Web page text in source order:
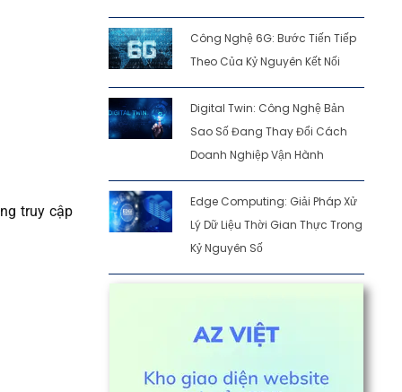
truy cập
Công Nghệ 6G: Bước Tiến Tiếp
Theo Của Kỷ Nguyên Kết Nối
Digital Twin: Công Nghệ Bản
Sao Số Đang Thay Đổi Cách
Doanh Nghiệp Vận Hành
Edge Computing: Giải Pháp Xử
Lý Dữ Liệu Thời Gian Thực Trong
Kỷ Nguyên Số